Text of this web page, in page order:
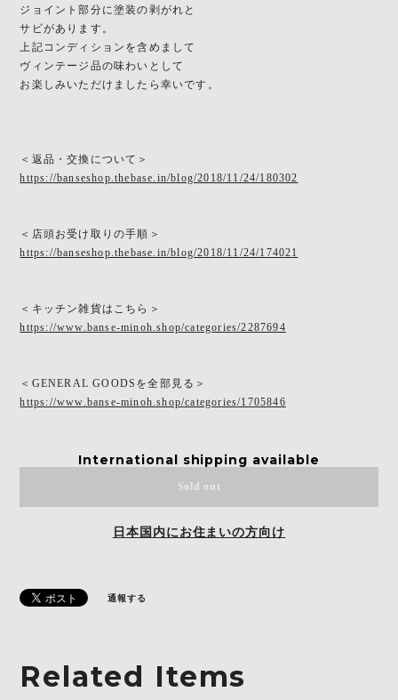
ジョイント部分に塗装の剥がれと
サビがあります。
上記コンディションを含めまして
ヴィンテージ品の味わいとして
お楽しみいただけましたら幸いです。
＜返品・交換について＞
https://banseshop.thebase.in/blog/2018/11/24/180302
＜店頭お受け取りの手順＞
https://banseshop.thebase.in/blog/2018/11/24/174021
＜キッチン雑貨はこちら＞
https://www.banse-minoh.shop/categories/2287694
＜GENERAL GOODSを全部見る＞
https://www.banse-minoh.shop/categories/1705846
International shipping available
Sold out
日本国内にお住まいの方向け
通報する
Related Items